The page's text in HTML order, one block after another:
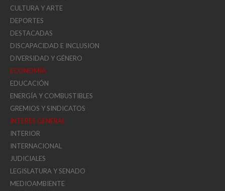
CULTURA Y ARTE
DEPORTES
DESTACADAS
DISCAPACIDAD E INCLUSION
DIVERSIDAD Y GÉNERO
ECONOMÍA
EDUCACIÓN
ENERGÍA Y COMBUSTIBLES
GREMIOS Y SINDICATOS
INTERÉS GENERAL
INTERIOR
INTERNACIONAL
JUDICIALES
LEGISLATURA Y SENADO
MEDIOAMBIENTE